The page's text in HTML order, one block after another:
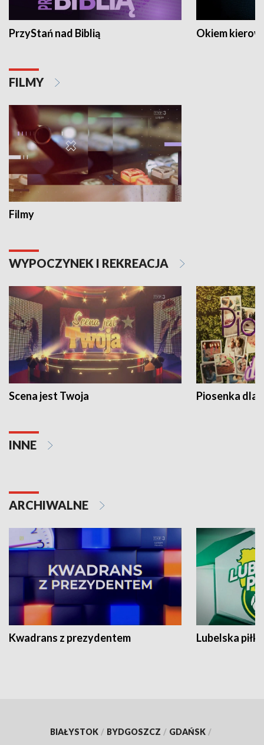
PrzyStań nad Biblią Okiem
FILMY
Filmy
WYPOCZYNEK I REKREACJA
Scena jest Twoja Piosenka dla
INNE
ARCHIWALNE
Kwadrans z prezydentem Lubelska piłka
BIAŁYSTOK / BYDGOSZCZ / GDAŃSK /